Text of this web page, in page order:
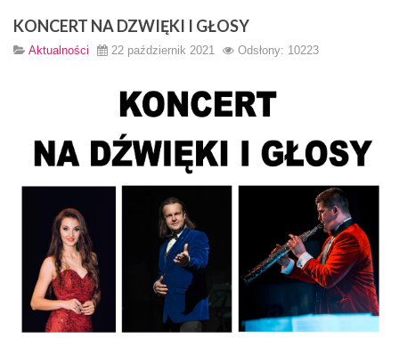
KONCERT NA DZWIĘKI I GŁOSY
Aktualności 22 październik 2021 Odsłony: 10223